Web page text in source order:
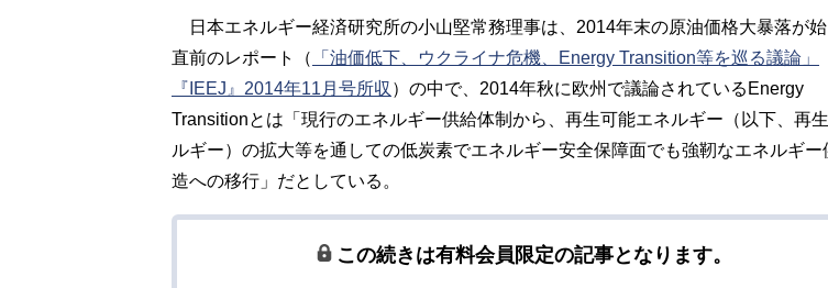
日本エネルギー経済研究所の小山堅常務理事は、2014年末の原油価格大暴落が始
直前のレポート（
「油価低下、ウクライナ危機、Energy Transition等を巡る議論」
『IEEJ』2014年11月号所収 ）の中で、2014年秋に欧州で議論されているEnergy
Transitionとは「現行のエネルギー供給体制から、再生可能エネルギー（以下、再
ルギー）の拡大等を通しての低炭素でエネルギー安全保障面でも強靭なエネルギー
造への移行」だとしている。
この続きは有料会員限定の記事となります。